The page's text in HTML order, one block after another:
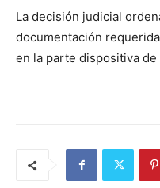
La decisión judicial
documentación
en la parte dispositiva de